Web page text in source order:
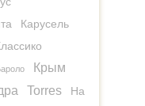
Карусель
Крым
Torres
На